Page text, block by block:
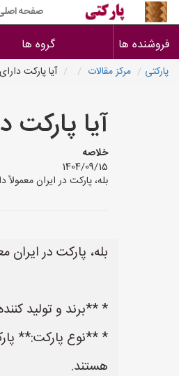
صفحه
فروشنده ها گروه ها
پارکتی مرکز مقالات آیا پارکت
آیا پارکت
خلاصه
1404/09/15
بله، پارکت در ایران
بله، پارکت در
* **برند و تولید
هستند.